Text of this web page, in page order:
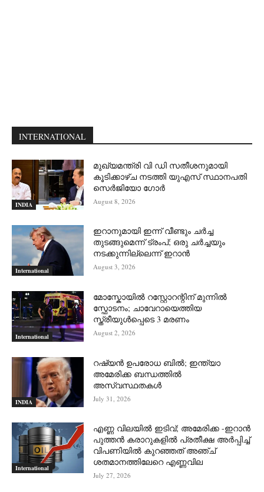
INTERNATIONAL
INDIA
മുഖ്യമന്ത്രി വി ഡി സതീശനുമായി
കൂടിക്കാഴ്ച നടത്തി യുഎസ് സ്ഥാനപതി
സെര്‍ജിയോ ഗോര്‍
August 8, 2026
International
ഇറാനുമായി ഇന്ന് വീണ്ടും ചര്‍ച്ച
തുടങ്ങുമെന്ന് ട്രംപ്; ഒരു ചര്‍ച്ചയും
നടക്കുന്നില്ലെന്ന് ഇറാന്‍
August 3, 2026
International
മോസ്കോയിൽ റസ്റ്റോറന്റിന് മുന്നിൽ
സ്ഫോടനം; ചാവേറായെത്തിയ
സ്ത്രീയുൾപ്പെടെ 3 മരണം
August 2, 2026
INDIA
റഷ്യന്‍ ഉപരോധ ബില്‍; ഇന്ത്യാ
അമേരിക്ക ബന്ധത്തില്‍
അസ്വസ്ഥതകള്‍
July 31, 2026
International
എണ്ണ വിലയില്‍ ഇടിവ്; അമേരിക്ക -ഇറാന്‍
പുത്തന്‍ കരാറുകളില്‍ പ്രതീക്ഷ അര്‍പ്പിച്ച്
വിപണിയില്‍ കുറഞ്ഞത് അഞ്ച്
ശതമാനത്തിലേറെ എണ്ണവില
July 27, 2026